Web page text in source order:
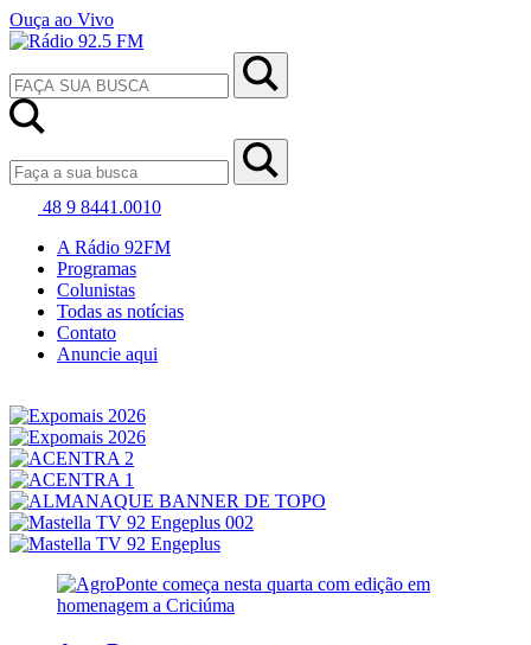
Ouça ao Vivo
48 9 8441.0010
A Rádio 92FM
Programas
Colunistas
Todas as notícias
Contato
Anuncie aqui